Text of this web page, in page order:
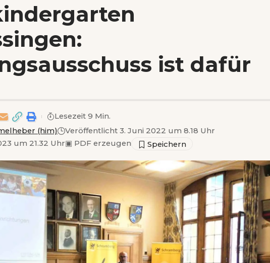
ist dafür
(him)
Veröffentlicht 3. Juni 2022 um 8.18 Uhr
um 21.32 Uhr▣ PDF erzeugen
Lesezeit 9 Min.